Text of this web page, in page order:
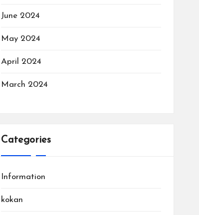
June 2024
May 2024
April 2024
March 2024
Categories
Information
kokan